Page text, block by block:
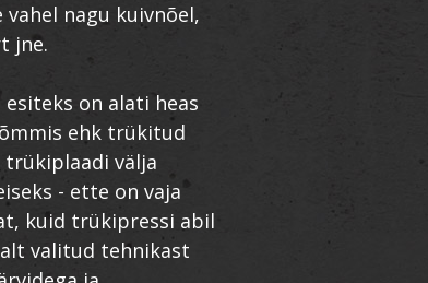
nagu kuivnõel,
jne.
on alati heas
ehk trükitud
välja
- ette on vaja
kuid trükipressi abil
valitud tehnikast